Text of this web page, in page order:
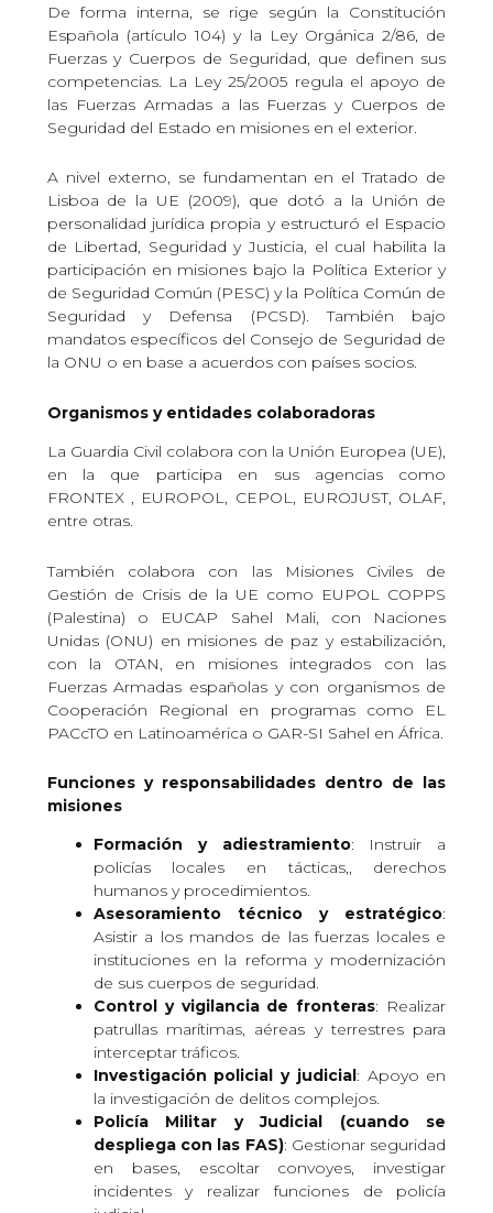
De forma interna, se rige según la Constitución
Española (artículo 104) y la Ley Orgánica 2/86, de
Fuerzas y Cuerpos de Seguridad, que definen sus
competencias. La Ley 25/2005 regula el apoyo de
las Fuerzas Armadas a las Fuerzas y Cuerpos de
Seguridad del Estado en misiones en el exterior.
A nivel externo, se fundamentan en el Tratado de
Lisboa de la UE (2009), que dotó a la Unión de
personalidad jurídica propia y estructuró el Espacio
de Libertad, Seguridad y Justicia, el cual habilita la
participación en misiones bajo la Política Exterior y
de Seguridad Común (PESC) y la Política Común de
Seguridad y Defensa (PCSD). También bajo
mandatos específicos del Consejo de Seguridad de
la ONU o en base a acuerdos con países socios.
Organismos y entidades colaboradoras
La Guardia Civil colabora con la Unión Europea (UE),
en la que participa en sus agencias como
FRONTEX , EUROPOL, CEPOL, EUROJUST, OLAF,
entre otras.
También colabora con las Misiones Civiles de
Gestión de Crisis de la UE como EUPOL COPPS
(Palestina) o EUCAP Sahel Mali, con Naciones
Unidas (ONU) en misiones de paz y estabilización,
con la OTAN, en misiones integrados con las
Fuerzas Armadas españolas y con organismos de
Cooperación Regional en programas como EL
PACcTO en Latinoamérica o GAR-SI Sahel en África.
Funciones y responsabilidades dentro de las
misiones
Formación y adiestramiento: Instruir a
policías locales en tácticas,, derechos
humanos y procedimientos.
Asesoramiento técnico y estratégico:
Asistir a los mandos de las fuerzas locales e
instituciones en la reforma y modernización
de sus cuerpos de seguridad.
Control y vigilancia de fronteras: Realizar
patrullas marítimas, aéreas y terrestres para
interceptar tráficos.
Investigación policial y judicial : Apoyo en
la investigación de delitos complejos.
Policía Militar y Judicial (cuando se
despliega con las FAS): Gestionar seguridad
en bases, escoltar convoyes, investigar
incidentes y realizar funciones de policía